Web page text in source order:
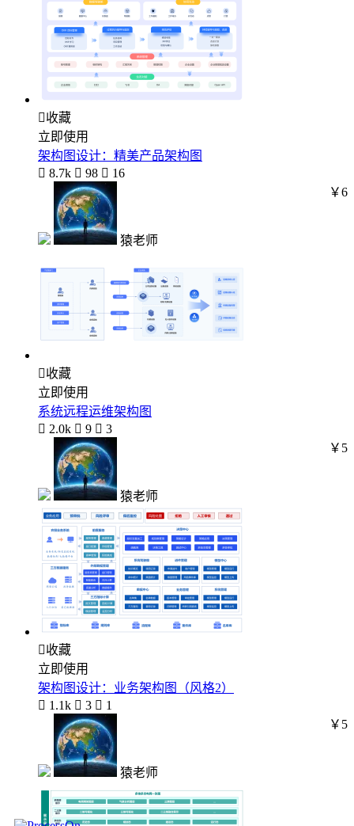
收藏
立即使用
架构图设计：精美产品架构图
 8.7k  98  16
猿老师
￥6
收藏
立即使用
系统远程运维架构图
 2.0k  9  3
猿老师
￥5
收藏
立即使用
架构图设计：业务架构图（风格2）
 1.1k  3  1
猿老师
￥5